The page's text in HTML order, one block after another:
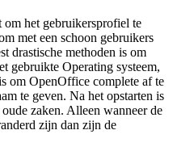
het gebruikersprofiel te
met een schoon gebruikers
drastische methoden is om
gebruikte Operating systeem,
om OpenOffice complete af te
te geven. Na het opstarten is
zaken. Alleen wanneer de
zijn dan zijn de